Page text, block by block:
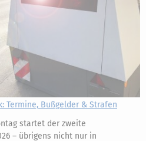
Termine, Bußgelder & Strafen
startet der zweite
– übrigens nicht nur in